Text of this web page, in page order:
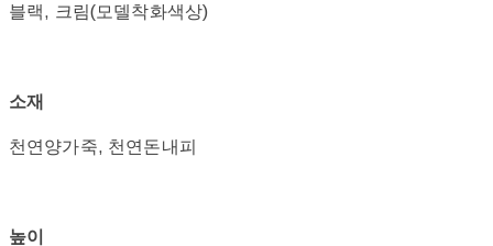
블랙, 크림(모델착화색상)
소재
천연양가죽, 천연돈내피
높이